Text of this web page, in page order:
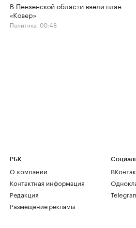
В Пензенской области ввели план
«Ковер»
Политика, 00:48
РБК
О компании
Контактная информация
Редакция
Размещение рекламы